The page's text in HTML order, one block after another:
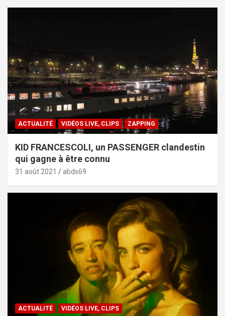
ACTUALITÉ VIDÉOS LIVE, CLIPS ZAPPING
KID FRANCESCOLI, un PASSENGER clandestin
qui gagne à être connu
31 août 2021 abds69
ACTUALITÉ VIDÉOS LIVE, CLIPS